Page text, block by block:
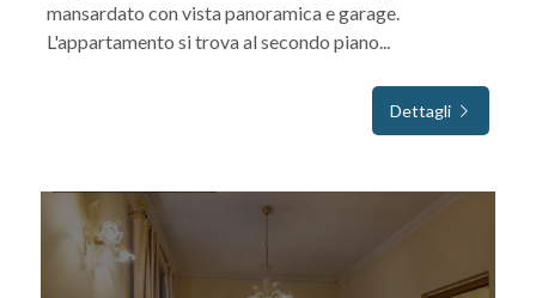
mansardato con vista panoramica e garage.
L'appartamento si trova al secondo piano...
Dettagli